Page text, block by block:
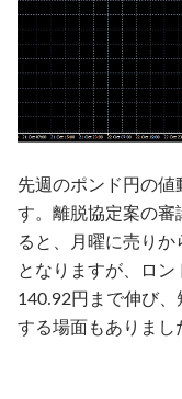
先週のポンド円の値
す。離脱協定案の審
ると、月曜に売り
となりますが、ロン
140.92円まで伸び
する場面もありまし